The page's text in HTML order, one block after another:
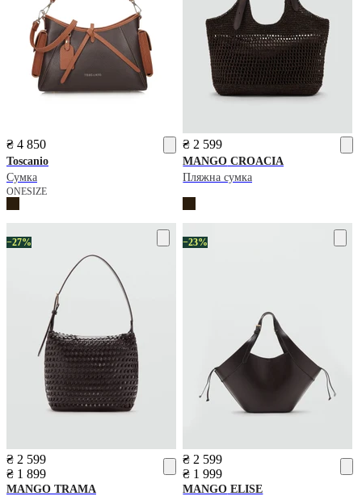
₴ 4 850
Toscanio
Сумка
ONESIZE
₴ 2 599
MANGO CROACIA
Пляжна сумка
−27%
₴ 2 599
₴ 1 899
MANGO TRAMA
−23%
₴ 2 599
₴ 1 999
MANGO ELISE